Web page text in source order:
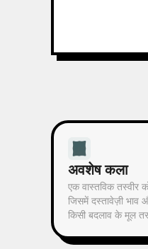
अवशेष कला
एक वास्तविक तस्वीर
जिसमें दस्तावेज़ी भाव
किसी बदलाव के मूल
एक स्मृति-आधारित